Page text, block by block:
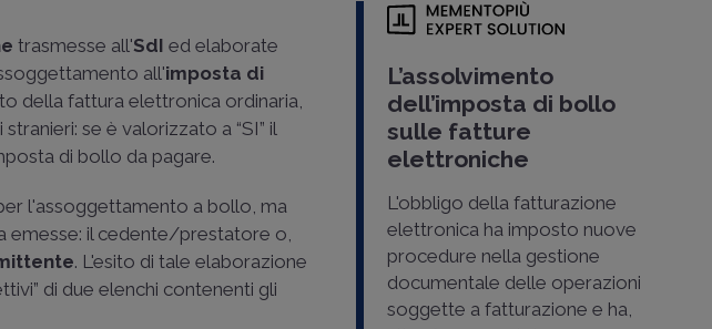
trasmesse all'SdI ed elaborate
all'imposta di
della fattura elettronica ordinaria,
se è valorizzato a “SI” il
di bollo da pagare.
l'assoggettamento a bollo, ma
emesse: il cedente/prestatore o,
. L'esito di tale elaborazione
di due elenchi contenenti gli
L’assolvimento
dell’imposta di bollo
sulle fatture
elettroniche
L'obbligo della fatturazione
elettronica ha imposto nuove
procedure nella gestione
documentale delle operazioni
soggette a fatturazione e ha,